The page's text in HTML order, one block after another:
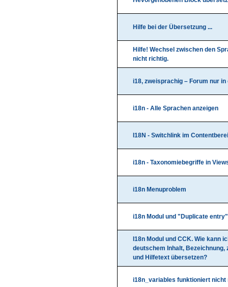
Hilfe bei der Übersetzung ...
Hilfe! Wechsel zwischen den
nicht richtig.
i18, zweisprachig – Forum nur in
i18n - Alle Sprachen anzeigen
I18N - Switchlink im
i18n - Taxonomiebegriffe in
i18n Menuproblem
i18n Modul und "Duplicate
I18n Modul und CCK. Wie kann
deutschem Inhalt,
und Hilfetext übersetzen?
i18n_variables funktioniert nicht